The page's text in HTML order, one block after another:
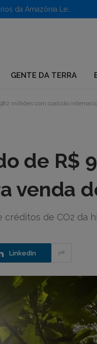
GENTE DA TERRA
milhões com coalizão
de R$
venda
de CO2 da
LinkedIn